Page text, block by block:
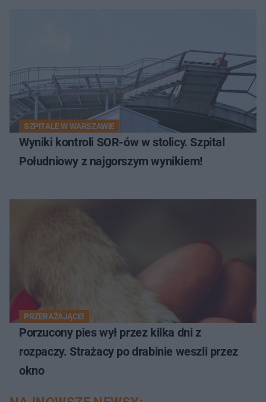
SZPITALE W WARSZAWIE
Wyniki kontroli SOR-ów w stolicy. Szpital
Południowy z najgorszym wynikiem!
PRZERAŻAJĄCE!
Porzucony pies wył przez kilka dni z
rozpaczy. Strażacy po drabinie weszli przez
okno